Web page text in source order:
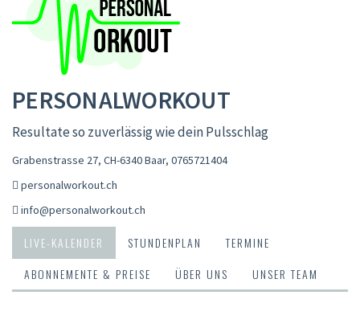
PERSONALWORKOUT
Resultate so zuverlässig wie dein Pulsschlag
Grabenstrasse 27, CH-6340 Baar, 0765721404
personalworkout.ch
info@personalworkout.ch
LIVE-KALENDER STUNDENPLAN
TERMINE
ABONNEMENTE & PREISE
ÜBER UNS UNSER TEAM